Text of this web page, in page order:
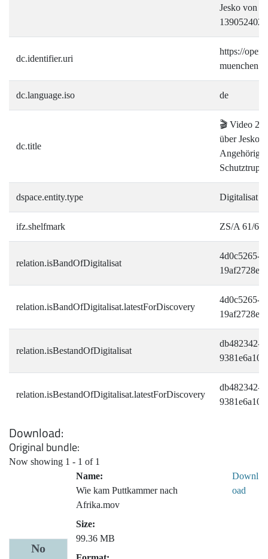
Jesko von
139052402)
dc.identifier.uri
https://
dc.language.iso de
dc.title
🎬 Video 2:
über Jesko
dspace.entity.type Digitalisat
ifz.shelfmark ZS/A 61/6-3
relation.isBandOfDigitalisat
4d0c5265-
relation.isBandOfDigitalisat.latestForDiscovery
4d0c5265-
relation.isBestandOfDigitalisat
db482342-
relation.isBestandOfDigitalisat.latestForDiscovery
db482342-
Download
Original bundle
Now showing 1 - 1 of 1
No
Name:
Wie kam Puttkammer nach
Afrika.mov
Size:
99.36 MB
Downl
oad